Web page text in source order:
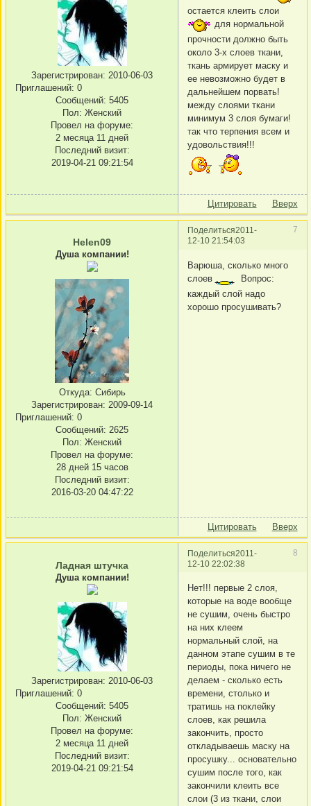
Зарегистрирован: 2010-06-03
Приглашений: 0
Сообщений: 5405
Пол: Женский
Провел на форуме:
2 месяца 11 дней
Последний визит:
2019-04-21 09:21:54
остается клеить слои
для нормальной
прочности должно быть
около 3-х слоев ткани,
ткань армирует маску и
ее невозможно будет в
дальнейшем порвать!
между слоями ткани
минимум 3 слоя бумаги!
так что терпения всем и
удовольствия!!!
Цитировать Вверх
Поделиться 7
2011-
12-10 21:54:03
Helen09
Душа компании!
Откуда: Сибирь
Зарегистрирован: 2009-09-14
Приглашений: 0
Сообщений: 2625
Пол: Женский
Провел на форуме:
28 дней 15 часов
Последний визит:
2016-03-20 04:47:22
Варюша, сколько много
слоев
Вопрос:
каждый слой надо
хорошо просушивать?
Цитировать Вверх
Поделиться 8
2011-
12-10 22:02:38
Ладная штучка
Душа компании!
Зарегистрирован: 2010-06-03
Приглашений: 0
Сообщений: 5405
Пол: Женский
Провел на форуме:
2 месяца 11 дней
Последний визит:
2019-04-21 09:21:54
Нет!!! первые 2 слоя,
которые на воде вообще
не сушим, очень быстро
на них клеем
нормальный слой, на
данном этапе сушим в те
периоды, пока ничего не
делаем - сколько есть
времени, столько и
тратишь на поклейку
слоев, как решила
закончить, просто
откладываешь маску на
просушку... основательно
сушим после того, как
закончили клеить все
слои (3 из ткани, слои